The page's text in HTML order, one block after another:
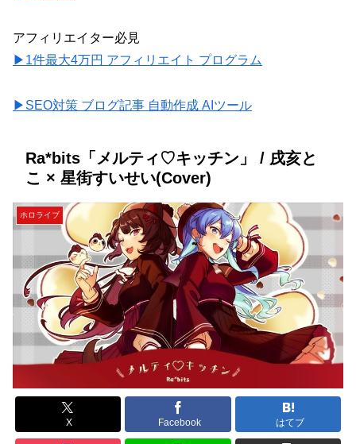
アフィリエイター必見
▶1件最大4万円 アフィリエイト プログラム
▶SEO対策 ブログ記事 自動作成 AIツール
Ra*bits「メルティ♡キッチン」 / 戌亥と
こ × 星街すいせい(Cover)
ホロライブ
X Facebook はてブ